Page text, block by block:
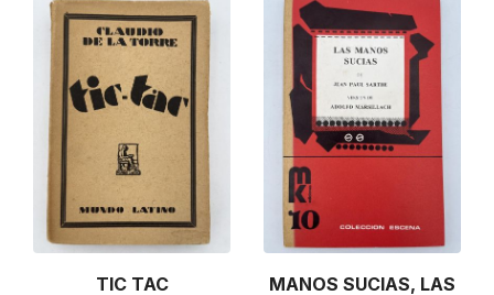
TIC TAC MANOS SUCIAS, LAS